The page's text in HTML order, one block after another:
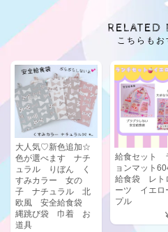
RELATED
こちらもお
大人気♡新色追加☆
色が選べます ナチ
ュラル りぼん く
すみカラー 女の
子 ナチュラル 北
欧風 安全給食袋
縄跳び袋 巾着 お
道具
給食セット
ョンマット
給食袋 レト
ーツ イエロ
プル